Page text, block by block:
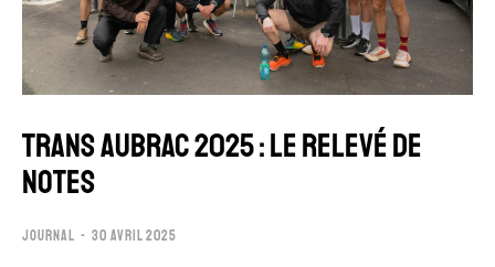
Trans Aubrac 2025 : le relevé de
notes
JOURNAL 30 AVRIL 2025